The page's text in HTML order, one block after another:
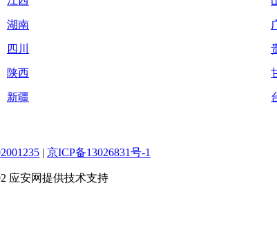
湖南
四川
陕西
新疆
| 京ICP备13026831号-1
应安网提供技术支持